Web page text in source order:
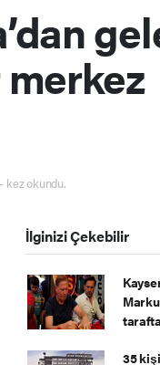
kez okundu.
İlginizi Çekebilir
35